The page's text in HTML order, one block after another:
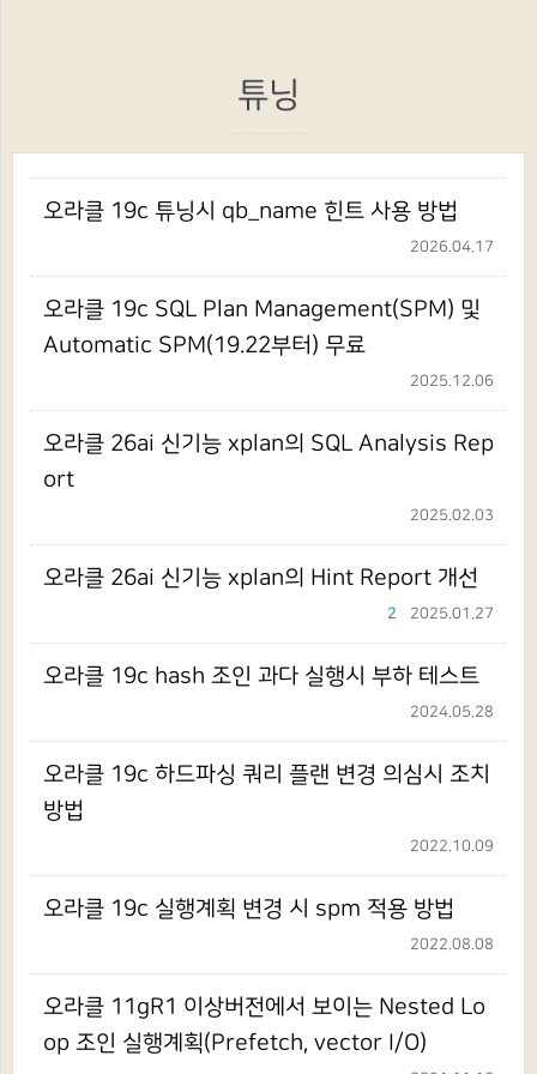
튜닝
오라클 19c 튜닝시 qb_name 힌트 사용 방법
2026.04.17
오라클 19c SQL Plan Management(SPM) 및
Automatic SPM(19.22부터) 무료
2025.12.06
오라클 26ai 신기능 xplan의 SQL Analysis Rep
ort
2025.02.03
오라클 26ai 신기능 xplan의 Hint Report 개선
2025.01.27
2
오라클 19c hash 조인 과다 실행시 부하 테스트
2024.05.28
오라클 19c 하드파싱 쿼리 플랜 변경 의심시 조치
방법
2022.10.09
오라클 19c 실행계획 변경 시 spm 적용 방법
2022.08.08
오라클 11gR1 이상버전에서 보이는 Nested Lo
op 조인 실행계획(Prefetch, vector I/O)